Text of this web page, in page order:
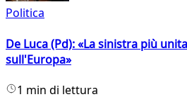
Politica
De Luca (Pd): «La sinistra più
sull'Europa»
1 min di lettura